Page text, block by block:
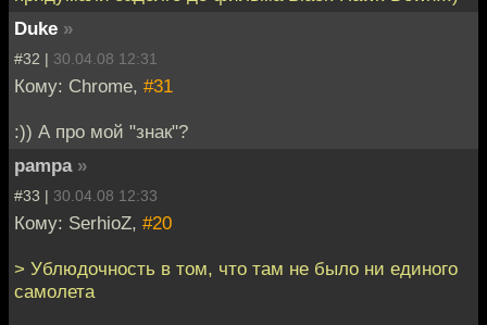
Duke »
#32 | 30.04.08 12:31
Кому: Chrome, #31
:)) А про мой "знак"?
pampa »
#33 | 30.04.08 12:33
Кому: SerhioZ, #20
> Ублюдочность в том, что там не было ни единого
самолета